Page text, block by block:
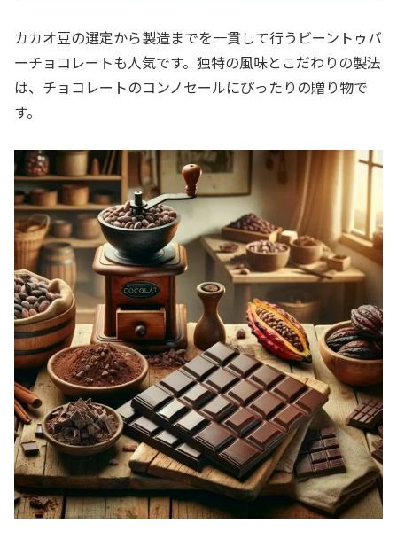
カカオ豆の選定から製造までを一貫して行うビーントゥバ
ーチョコレートも人気です。独特の風味とこだわりの製法
は、チョコレートのコンノセールにぴったりの贈り物で
す。